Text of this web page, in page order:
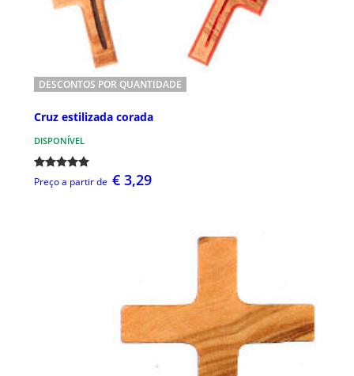
DESCONTOS POR QUANTIDADE
Cruz estilizada corada
DISPONÍVEL
Preço a partir de € 3,29